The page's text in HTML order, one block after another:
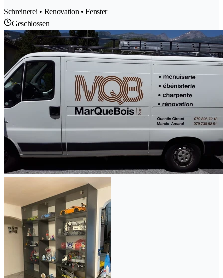
Schreinerei • Renovation • Fenster
Geschlossen